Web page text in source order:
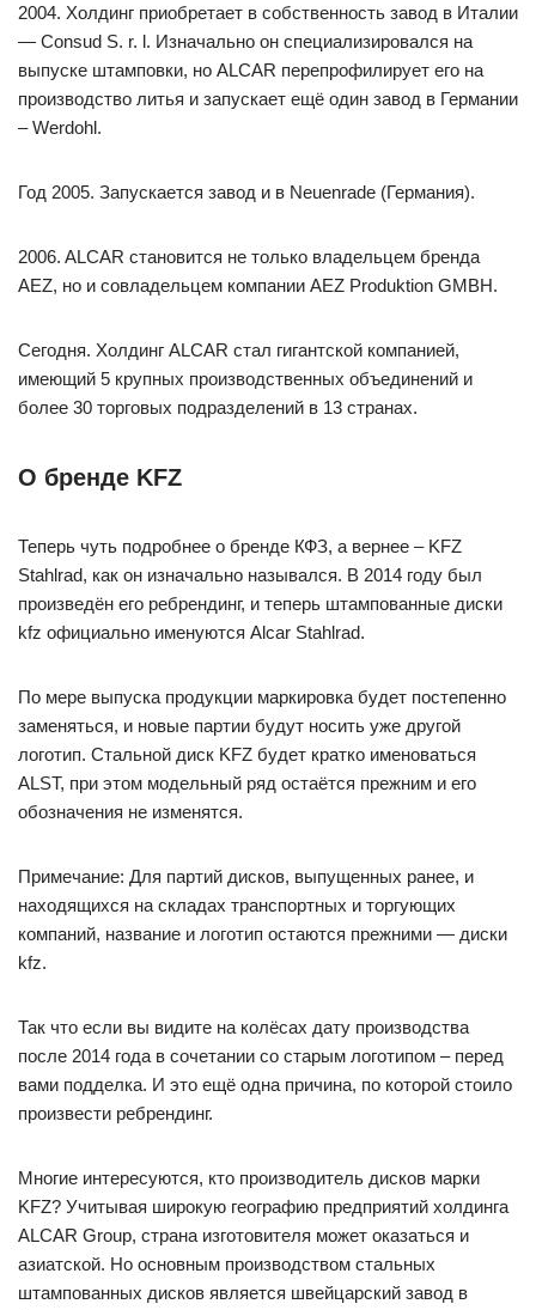
2004. Холдинг приобретает в собственность завод в Италии
— Consud S. r. l. Изначально он специализировался на
выпуске штамповки, но ALCAR перепрофилирует его на
производство литья и запускает ещё один завод в Германии
– Werdohl.
Год 2005. Запускается завод и в Neuenrade (Германия).
2006. ALCAR становится не только владельцем бренда
AEZ, но и совладельцем компании AEZ Produktion GMBH.
Сегодня. Холдинг ALCAR стал гигантской компанией,
имеющий 5 крупных производственных объединений и
более 30 торговых подразделений в 13 странах.
О бренде KFZ
Теперь чуть подробнее о бренде КФЗ, а вернее – KFZ
Stahlrad, как он изначально назывался. В 2014 году был
произведён его ребрендинг, и теперь штампованные диски
kfz официально именуются Alcar Stahlrad.
По мере выпуска продукции маркировка будет постепенно
заменяться, и новые партии будут носить уже другой
логотип. Стальной диск KFZ будет кратко именоваться
ALST, при этом модельный ряд остаётся прежним и его
обозначения не изменятся.
Примечание: Для партий дисков, выпущенных ранее, и
находящихся на складах транспортных и торгующих
компаний, название и логотип остаются прежними — диски
kfz.
Так что если вы видите на колёсах дату производства
после 2014 года в сочетании со старым логотипом – перед
вами подделка. И это ещё одна причина, по которой стоило
произвести ребрендинг.
Многие интересуются, кто производитель дисков марки
KFZ? Учитывая широкую географию предприятий холдинга
ALCAR Group, страна изготовителя может оказаться и
азиатской. Но основным производством стальных
штампованных дисков является швейцарский завод в